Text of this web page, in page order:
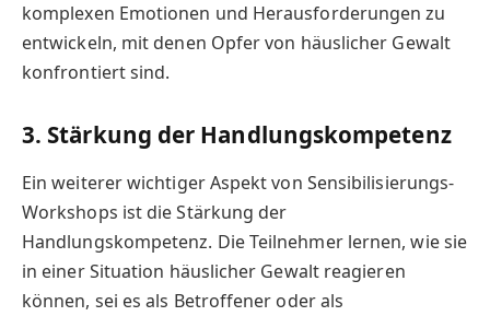
komplexen Emotionen und Herausforderungen zu
entwickeln, mit denen Opfer von häuslicher Gewalt
konfrontiert sind.
3. Stärkung der Handlungskompetenz
Ein weiterer wichtiger Aspekt von Sensibilisierungs-
Workshops ist die Stärkung der
Handlungskompetenz. Die Teilnehmer lernen, wie sie
in einer Situation häuslicher Gewalt reagieren
können, sei es als Betroffener oder als